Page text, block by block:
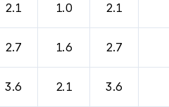
2.1 1.0 2.1
2.7 1.6 2.7
3.6 2.1 3.6